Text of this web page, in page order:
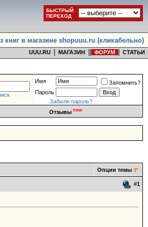
БЫСТРЫЙ
ПЕРЕХОД
книг в магазине shopuuu.ru (кликабельно)
UUU.RU МАГАЗИН ФОРУМ СТАТЬИ
Имя
Запомнить?
Пароль
Забыли пароль?
Отзывы new
Опции темы
#1